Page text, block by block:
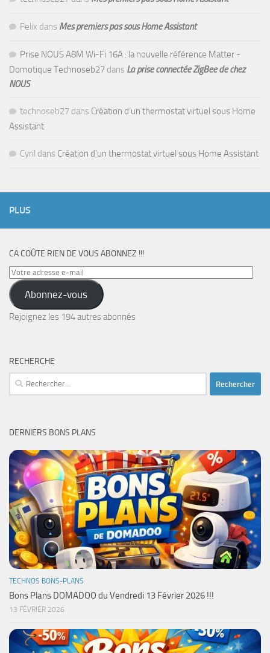
Felix dans Mes premiers pas sous Home Assistant
Prise NOUS A8M Wi-Fi 16A : la nouvelle référence Matter -
Domotique Technoseb27 dans La prise connectée ZigBee de chez
NOUS
technoseb27 dans Création d’un thermostat virtuel sous Home
Assistant
Cyril dans Création d’un thermostat virtuel sous Home Assistant
PLUS
CA COÛTE RIEN DE VOUS ABONNEZ !!!
Votre
adresse
e-
mail
Abonnez-vous
Rejoignez les 194 autres abonnés
RECHERCHE
Rechercher :
DERNIERS BONS PLANS
TECHNOS BONS-PLANS
Bons Plans DOMADOO du Vendredi 13 Février 2026 !!!
13 FÉVRIER 2026